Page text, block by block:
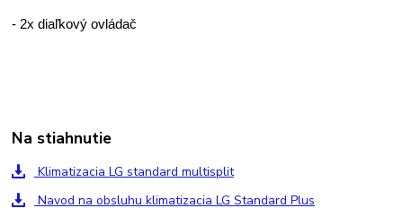
- 2x diaľkový ovládač
Na stiahnutie
Klimatizacia LG standard multisplit
Navod na obsluhu klimatizacia LG Standard Plus